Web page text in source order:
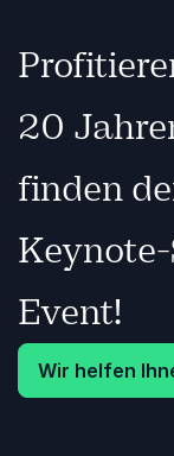
20
finden
Event!
Wir helfen